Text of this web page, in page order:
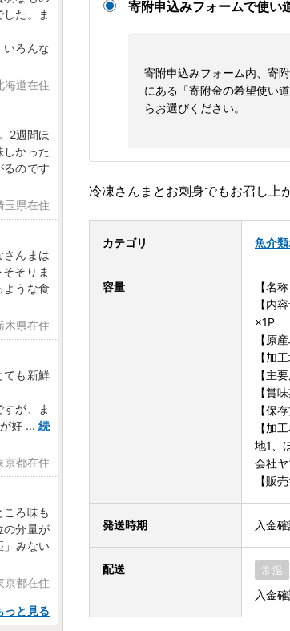
寄附申込みフォームで使い
寄附申込みフォーム内、寄
にある「寄附金の希望使い
らお選びください。
冷凍さんまとお刺身でもお召し上
カテゴリ 魚介類
容量
【名
【内
×1P
【原
【加
【主
【賞
【保
【加
地1、
会社
【販
発送時期 入金
配送 常温
入金
た。ま
いろんな
道在住
2週間ほ
かった
るのです
県在住
さんまは
そりま
ような食
県在住
ても新鮮
が、ま
好 ... 続
都在住
ろ味も
の分量が
」みない
都在住
っと見る